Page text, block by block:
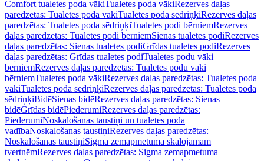
Comfort tualetes poda vākiTualetes poda vākiRezerves daļas
paredzētas: Tualetes poda vākiTualetes poda sēdriņķiRezerves daļas
paredzētas: Tualetes poda sēdriņķiTualetes podi bērniemRezerves
daļas paredzētas: Tualetes podi bērniemSienas tualetes podiRezerves
daļas paredzētas: Sienas tualetes podiGrīdas tualetes podiRezerves
daļas paredzētas: Grīdas tualetes podiTualetes podu vāki
bērniemRezerves daļas paredzētas: Tualetes podu vāki
bērniemTualetes poda vākiRezerves daļas paredzētas: Tualetes poda
vākiTualetes poda sēdriņķiRezerves daļas paredzētas: Tualetes poda
sēdriņķiBidēSienas bidēRezerves daļas paredzētas: Sienas
bidēGrīdas bidēPiederumiRezerves daļas paredzētas:
PiederumiNoskalošanas taustiņi un tualetes poda
vadībaNoskalošanas taustiņiRezerves daļas paredzētas:
Noskalošanas taustiņiSigma zemapmetuma skalojamām
tvertnēmRezerves daļas paredzētas: Sigma zemapmetuma